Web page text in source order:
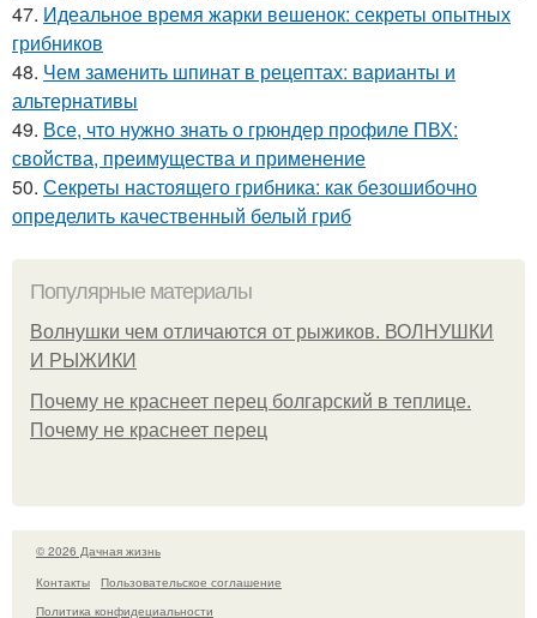
47. Идеальное время жарки вешенок: секреты опытных
грибников
48. Чем заменить шпинат в рецептах: варианты и
альтернативы
49. Все, что нужно знать о грюндер профиле ПВХ:
свойства, преимущества и применение
50. Секреты настоящего грибника: как безошибочно
определить качественный белый гриб
Популярные материалы
Волнушки чем отличаются от рыжиков. ВОЛНУШКИ
И РЫЖИКИ
Почему не краснеет перец болгарский в теплице.
Почему не краснеет перец
© 2026 Дачная жизнь
Контакты
Пользовательское соглашение
Политика конфидециальности